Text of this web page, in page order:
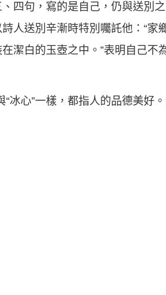
四句，寫的是自己，仍與送別
人送別辛漸時特別囑託他：“家
潔白的玉壺之中。”表明自己不
“冰心”一樣，都指人的品德美好